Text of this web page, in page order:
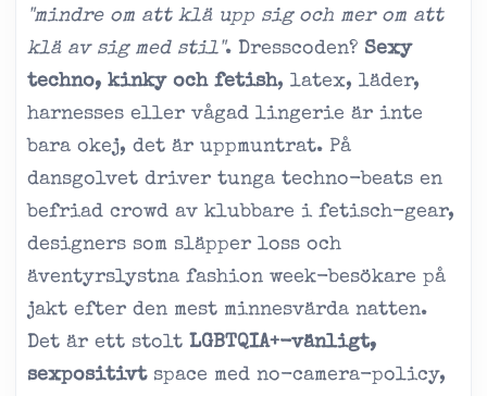
"mindre om att klä upp sig och mer om att
klä av sig med stil". Dresscoden? Sexy
techno, kinky och fetish, latex, läder,
harnesses eller vågad lingerie är inte
bara okej, det är uppmuntrat. På
dansgolvet driver tunga techno-beats en
befriad crowd av klubbare i fetisch-gear,
designers som släpper loss och
äventyrslystna fashion week-besökare på
jakt efter den mest minnesvärda natten.
Det är ett stolt LGBTQIA+-vänligt,
sexpositivtspace med no-camera-policy,